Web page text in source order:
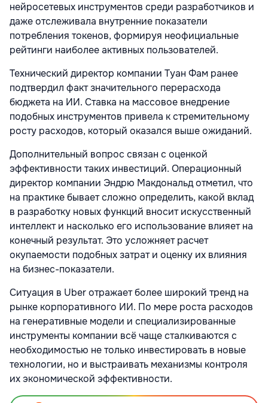
нейросетевых инструментов среди разработчиков и
даже отслеживала внутренние показатели
потребления токенов, формируя неофициальные
рейтинги наиболее активных пользователей.
Технический директор компании Туан Фам ранее
подтвердил факт значительного перерасхода
бюджета на ИИ. Ставка на массовое внедрение
подобных инструментов привела к стремительному
росту расходов, который оказался выше ожиданий.
Дополнительный вопрос связан с оценкой
эффективности таких инвестиций. Операционный
директор компании Эндрю Макдональд отметил, что
на практике бывает сложно определить, какой вклад
в разработку новых функций вносит искусственный
интеллект и насколько его использование влияет на
конечный результат. Это усложняет расчет
окупаемости подобных затрат и оценку их влияния
на бизнес-показатели.
Ситуация в Uber отражает более широкий тренд на
рынке корпоративного ИИ. По мере роста расходов
на генеративные модели и специализированные
инструменты компании всё чаще сталкиваются с
необходимостью не только инвестировать в новые
технологии, но и выстраивать механизмы контроля
их экономической эффективности.